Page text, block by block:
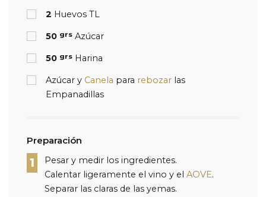
2 Huevos TL
50 grs Azúcar
50 grs Harina
Azúcar y Canela para rebozar las
Empanadillas
Preparación
1
Pesar y medir los ingredientes.
Calentar ligeramente el vino y el AOVE.
Separar las claras de las yemas.